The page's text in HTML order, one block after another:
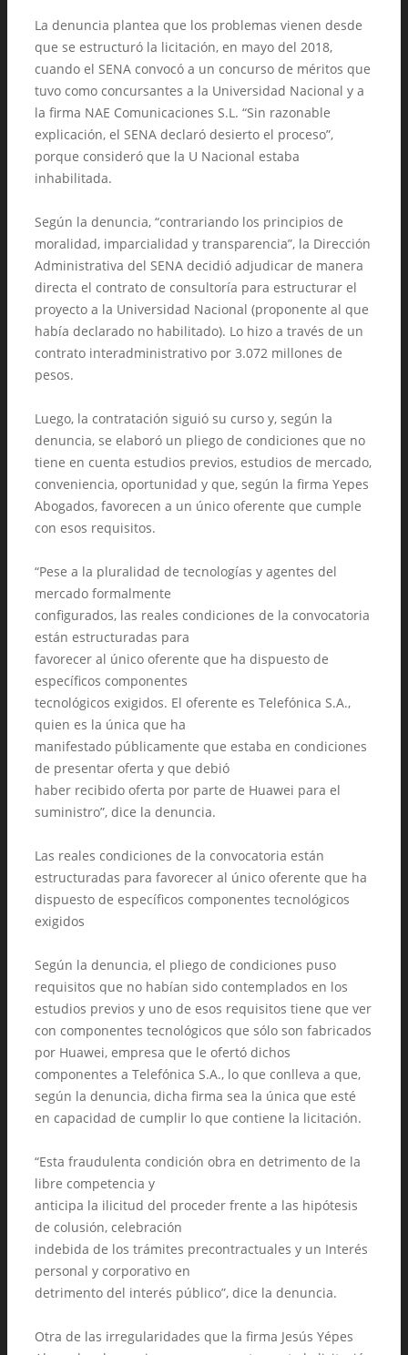
La denuncia plantea que los problemas vienen desde
que se estructuró la licitación, en mayo del 2018,
cuando el SENA convocó a un concurso de méritos que
tuvo como concursantes a la Universidad Nacional y a
la firma NAE Comunicaciones S.L. “Sin razonable
explicación, el SENA declaró desierto el proceso”,
porque consideró que la U Nacional estaba
inhabilitada.
Según la denuncia, “contrariando los principios de
moralidad, imparcialidad y transparencia”, la Dirección
Administrativa del SENA decidió adjudicar de manera
directa el contrato de consultoría para estructurar el
proyecto a la Universidad Nacional (proponente al que
había declarado no habilitado). Lo hizo a través de un
contrato interadministrativo por 3.072 millones de
pesos.
Luego, la contratación siguió su curso y, según la
denuncia, se elaboró un pliego de condiciones que no
tiene en cuenta estudios previos, estudios de mercado,
conveniencia, oportunidad y que, según la firma Yepes
Abogados, favorecen a un único oferente que cumple
con esos requisitos.
“Pese a la pluralidad de tecnologías y agentes del
mercado formalmente
configurados, las reales condiciones de la convocatoria
están estructuradas para
favorecer al único oferente que ha dispuesto de
específicos componentes
tecnológicos exigidos. El oferente es Telefónica S.A.,
quien es la única que ha
manifestado públicamente que estaba en condiciones
de presentar oferta y que debió
haber recibido oferta por parte de Huawei para el
suministro”, dice la denuncia.
Las reales condiciones de la convocatoria están
estructuradas para favorecer al único oferente que ha
dispuesto de específicos componentes tecnológicos
exigidos
Según la denuncia, el pliego de condiciones puso
requisitos que no habían sido contemplados en los
estudios previos y uno de esos requisitos tiene que ver
con componentes tecnológicos que sólo son fabricados
por Huawei, empresa que le ofertó dichos
componentes a Telefónica S.A., lo que conlleva a que,
según la denuncia, dicha firma sea la única que esté
en capacidad de cumplir lo que contiene la licitación.
“Esta fraudulenta condición obra en detrimento de la
libre competencia y
anticipa la ilicitud del proceder frente a las hipótesis
de colusión, celebración
indebida de los trámites precontractuales y un Interés
personal y corporativo en
detrimento del interés público”, dice la denuncia.
Otra de las irregularidades que la firma Jesús Yépes